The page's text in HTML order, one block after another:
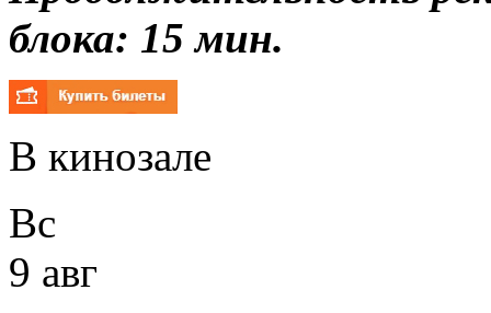
блока: 15 мин.
В кинозале
Вс
9 авг